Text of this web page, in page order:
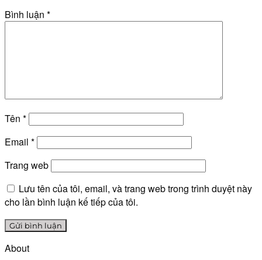
Bình luận *
Tên *
Email *
Trang web
Lưu tên của tôi, email, và trang web trong trình duyệt này
cho lần bình luận kế tiếp của tôi.
About